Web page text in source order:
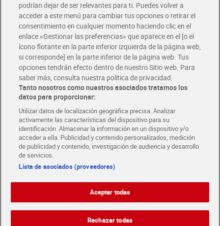
Únete al CLUB Dia
Disfruta las ventajas y ofertas exclusivas.
Descárgate la APP Dia
Folletos y Tiendas
Descubre las mejores ofertas y busca tu tienda más cercana
Tarjeta MaX Dia
Te devuelve hasta 8€/mes de tus compras.
¡Solicita tu tarjeta de crédito aquí!
COMER MEJOR CADA DIA
COLABORA CON DIA ABRE TU TIENDA DIA CORPORATE
podrían dejar de ser relevantes para ti. Puedes volver a
acceder a este menú para cambiar tus opciones o retirar el
consentimiento en cualquier momento haciendo clic en el
enlace «Gestionar las preferencias» que aparece en el [o el
ícono flotante en la parte inferior izquierda de la página web,
si corresponde] en la parte inferior de la página web. Tus
opciones tendrán efecto dentro de nuestro Sitio web. Para
saber más, consulta nuestra política de privacidad.
Tanto nosotros como nuestros asociados tratamos los
datos para proporcionar:
Utilizar datos de localización geográfica precisa. Analizar
activamente las características del dispositivo para su
identificación. Almacenar la información en un dispositivo y/o
acceder a ella. Publicidad y contenido personalizados, medición
de publicidad y contenido, investigación de audiencia y desarrollo
de servicios.
Lista de asociados (proveedores)
Aceptar todas
Rechazar todas